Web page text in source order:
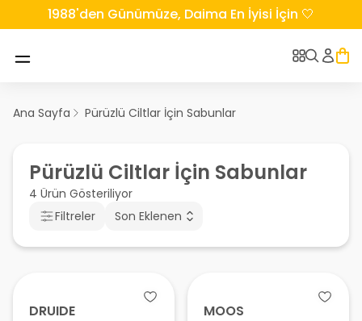
1988'den Günümüze, Daima En İyisi İçin 🤍
Ana Sayfa Pürüzlü Ciltlar İçin Sabunlar
Pürüzlü Ciltlar İçin Sabunlar
4 Ürün Gösteriliyor
Filtreler
Son Eklenen
DRUIDE
MOOS